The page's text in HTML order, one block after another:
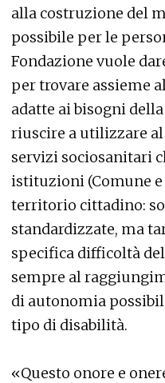
alla costruzione del
possibile per le
Fondazione vuole
per trovare assieme
adatte ai bisogni
riuscire a utilizzare
servizi sociosanitari
istituzioni (Comune
territorio cittadino:
standardizzate, ma
specifica difficoltà
sempre al
di autonomia
tipo di disabilità.
«Questo onore e